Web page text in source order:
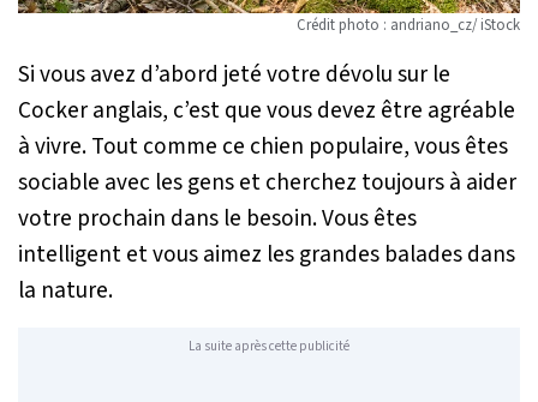
Crédit photo : andriano_cz/ iStock
Si vous avez d’abord jeté votre dévolu sur le
Cocker anglais, c’est que vous devez être agréable
à vivre. Tout comme ce chien populaire, vous êtes
sociable avec les gens et cherchez toujours à aider
votre prochain dans le besoin. Vous êtes
intelligent et vous aimez les grandes balades dans
la nature.
La suite après cette publicité